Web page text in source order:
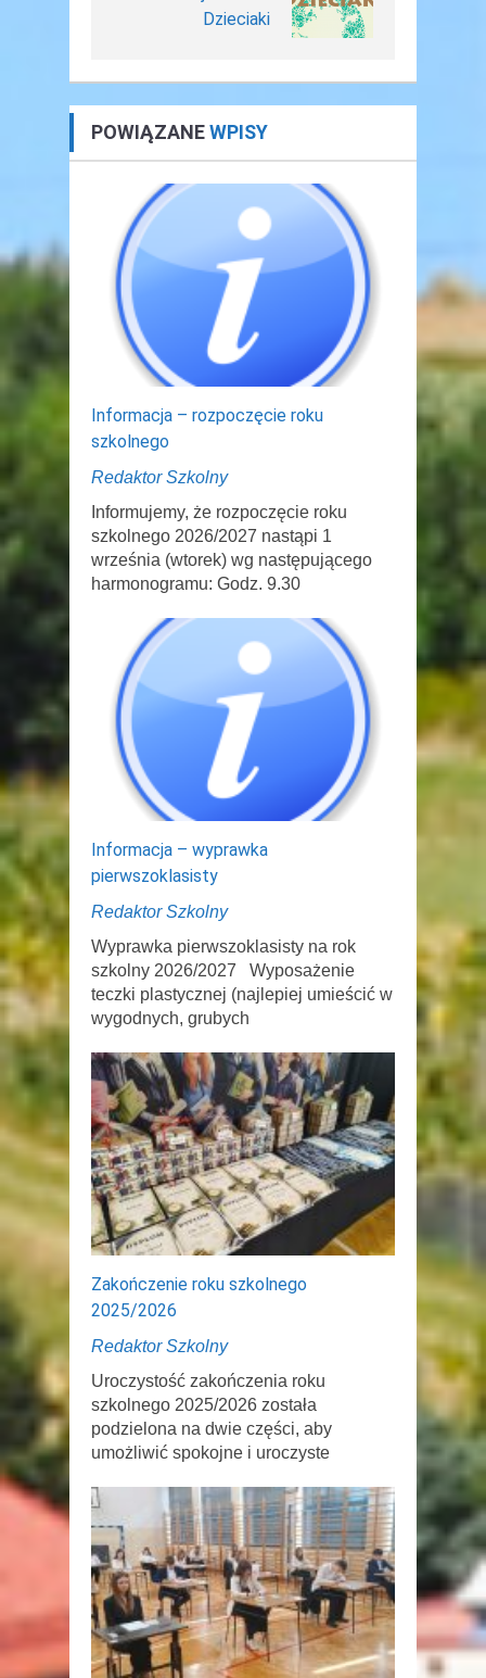
Dzieciaki
POWIĄZANEWPISY
Informacja – rozpoczęcie roku
szkolnego
Redaktor Szkolny
Informujemy, że rozpoczęcie roku
szkolnego 2026/2027 nastąpi 1
września (wtorek) wg następującego
harmonogramu: Godz. 9.30
Informacja – wyprawka
pierwszoklasisty
Redaktor Szkolny
Wyprawka pierwszoklasisty na rok
szkolny 2026/2027 Wyposażenie
teczki plastycznej (najlepiej umieścić w
wygodnych, grubych
Zakończenie roku szkolnego
2025/2026
Redaktor Szkolny
Uroczystość zakończenia roku
szkolnego 2025/2026 została
podzielona na dwie części, aby
umożliwić spokojne i uroczyste